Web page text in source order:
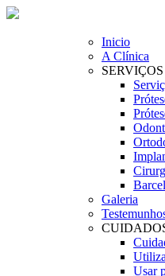
Inicio
A Clínica
SERVIÇOS
Galeria
Usar